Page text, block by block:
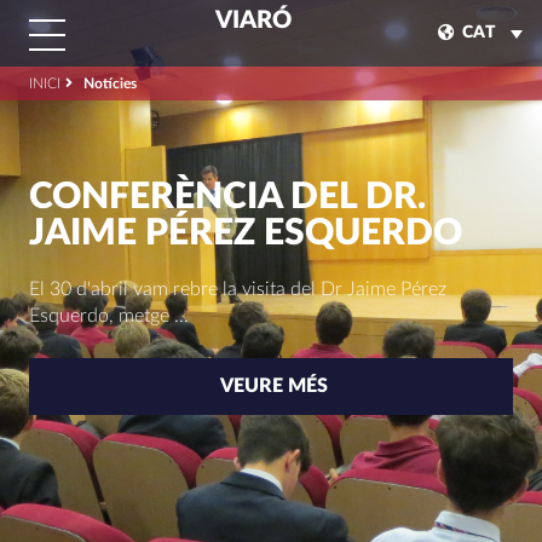
VIARÓ
CAT
INICI Notícies
CONFERÈNCIA DEL DR.
JAIME PÉREZ ESQUERDO
El 30 d'abril vam rebre la visita del Dr Jaime Pérez
Esquerdo, metge ...
VEURE MÉS